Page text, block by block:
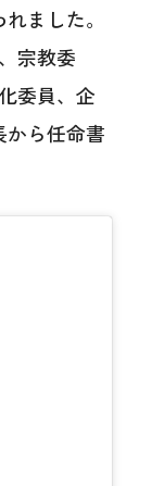
ました。
宗教委
委員、企
から任命書